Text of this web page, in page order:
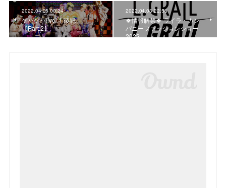
2022.04.25 00:24
ケバケバ!!vol.1 後記
【Part.2】
2022.04.03 22:58
🍀情報解禁🍀 ライラ・カン
パニーファッションショー
2022